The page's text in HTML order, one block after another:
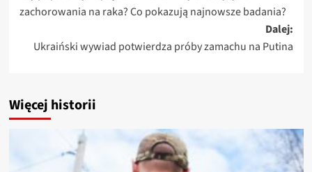
zachorowania na raka? Co pokazują najnowsze badania?
Dalej:
Ukraiński wywiad potwierdza próby zamachu na Putina
Więcej historii